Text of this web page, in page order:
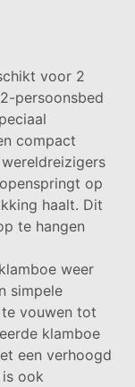
voor 2
persoonsbed
compact
op
haalt. Dit
te hangen
weer
simpele
vouwen tot
klamboe
een verhoogd
ook